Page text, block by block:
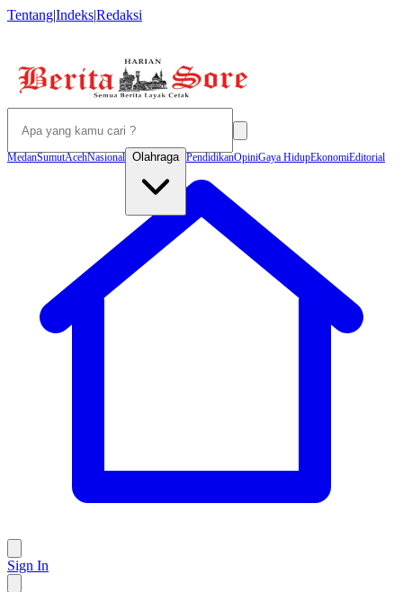
Tentang|Indeks|Redaksi
MedanSumutAcehNasional Olahraga PendidikanOpiniGaya HidupEkonomiEditorial
Sign In